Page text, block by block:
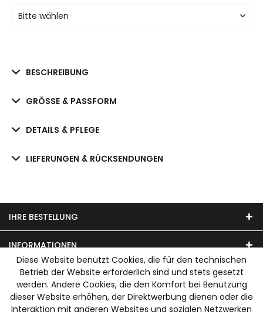
BESCHREIBUNG
GRÖSSE & PASSFORM
DETAILS & PFLEGE
LIEFERUNGEN & RÜCKSENDUNGEN
IHRE BESTELLUNG
INFORMATIONEN
UNSER MODEHAUS
WIR AKZEPTIEREN FOLGENDE ZAHLUNGSARTEN
Diese Website benutzt Cookies, die für den technischen
Betrieb der Website erforderlich sind und stets gesetzt
werden. Andere Cookies, die den Komfort bei Benutzung
dieser Website erhöhen, der Direktwerbung dienen oder die
Interaktion mit anderen Websites und sozialen Netzwerken